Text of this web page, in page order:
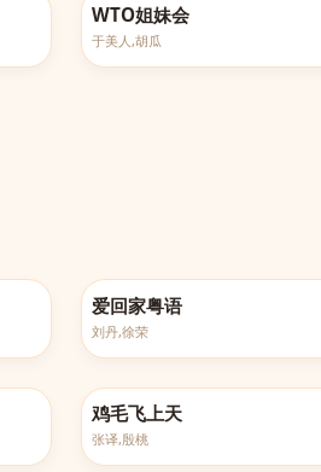
WTO姐妹会
于美人,胡瓜
爱回家粤语
刘丹,徐荣
已完结
鸡毛飞上天
张译,殷桃